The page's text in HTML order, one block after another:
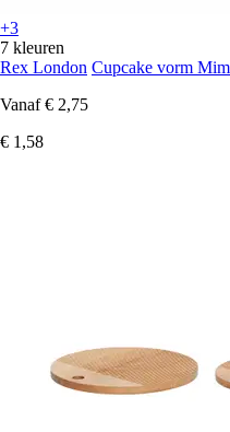
+3
7 kleuren
Rex London Cupcake vorm
Vanaf € 2,75
€ 1,58